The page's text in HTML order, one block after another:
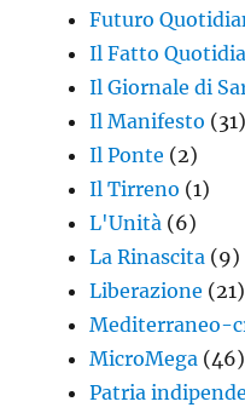
Futuro
Il Fatto
Il Giornale di
Il Manifesto (31)
Il Ponte (2)
Il Tirreno (1)
L'Unità (6)
La Rinascita (9)
Liberazione (21)
Mediterraneo-
MicroMega (46)
Patria